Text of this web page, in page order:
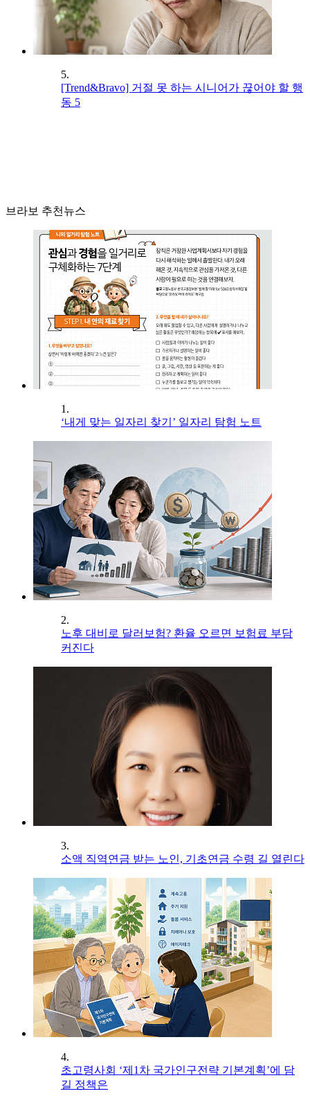
5.
[Trend&Bravo] 거절 못 하는 시니어가 끊어야 할 행
동 5
브라보 추천뉴스
1.
‘내게 맞는 일자리 찾기’ 일자리 탐험 노트
2.
노후 대비로 달러보험? 환율 오르면 보험료 부담
커진다
3.
소액 직역연금 받는 노인, 기초연금 수령 길 열린다
4.
초고령사회 ‘제1차 국가인구전략 기본계획’에 담
길 정책은